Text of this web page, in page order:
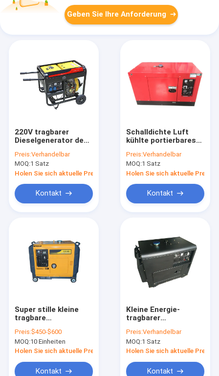
Geben Sie Ihre Anforderung
220V tragbarer
Dieselgenerator des
elektrischem Anfang
4.5kva der Räder
Preis:Verhandelbar
MOQ:1 Satz
Holen Sie sich aktuelle Preis
Kontakt
Schalldichte Luft
kühlte portierbares
6kva mit Rädern ab
Preis:Verhandelbar
MOQ:1 Satz
Holen Sie sich aktuelle Preis
Kontakt
Super stille kleine
tragbare
tragbarer
Dieselgenerator 5kva
5000w
Preis:$450-$600
MOQ:10 Einheiten
Holen Sie sich aktuelle Preis
Kontakt
Kleine Energie-
tragbarer
Dieselmotor-3kva
5kva 6kva für
Hauptgebrauch
Preis:Verhandelbar
MOQ:1 Satz
Holen Sie sich aktuelle Preis
Kontakt